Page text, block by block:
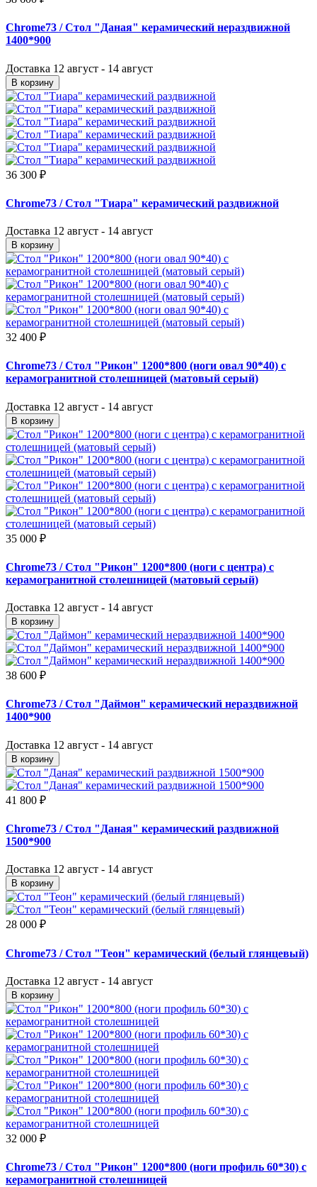
Chrome73 / Стол "Даная" керамический нераздвижной
1400*900
Доставка 12 август - 14 август
В корзину
36 300 ₽
Chrome73 / Стол "Тиара" керамический раздвижной
Доставка 12 август - 14 август
В корзину
32 400 ₽
Chrome73 / Стол "Рикон" 1200*800 (ноги овал 90*40) с
керамогранитной столешницей (матовый серый)
Доставка 12 август - 14 август
В корзину
35 000 ₽
Chrome73 / Стол "Рикон" 1200*800 (ноги с центра) с
керамогранитной столешницей (матовый серый)
Доставка 12 август - 14 август
В корзину
38 600 ₽
Chrome73 / Стол "Даймон" керамический нераздвижной
1400*900
Доставка 12 август - 14 август
В корзину
41 800 ₽
Chrome73 / Стол "Даная" керамический раздвижной
1500*900
Доставка 12 август - 14 август
В корзину
28 000 ₽
Chrome73 / Стол "Теон" керамический (белый глянцевый)
Доставка 12 август - 14 август
В корзину
32 000 ₽
Chrome73 / Стол "Рикон" 1200*800 (ноги профиль 60*30) с
керамогранитной столешницей